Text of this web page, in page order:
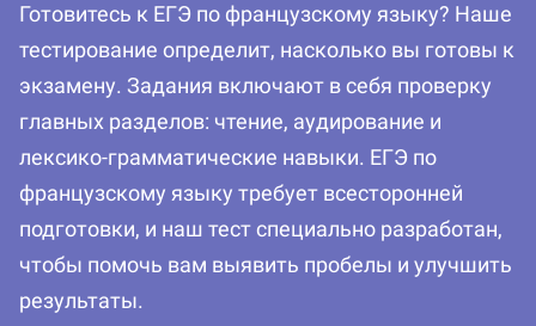
Готовитесь к ЕГЭ по французскому языку? Наше
тестирование определит, насколько вы готовы к
экзамену. Задания включают в себя проверку
главных разделов: чтение, аудирование и
лексико-грамматические навыки. ЕГЭ по
французскому языку требует всесторонней
подготовки, и наш тест специально разработан,
чтобы помочь вам выявить пробелы и улучшить
результаты.